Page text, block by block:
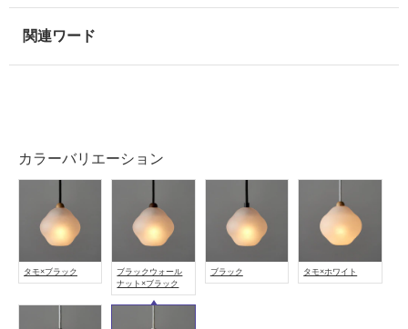
カラーバリエーション
タモ×ブラック
ブラックウォール
ナット×ブラック
ブラック タモ×ホワイト
能
使
地
以
不
可